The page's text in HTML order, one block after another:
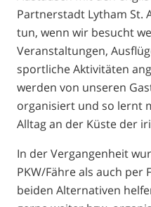
Partnerstadt Lytham St.
tun, wenn wir besucht
Veranstaltungen,
sportliche Aktivitäten
werden von unseren
organisiert und so lernt
Alltag an der Küste der
In der Vergangenheit
PKW/Fähre als auch per
beiden Alternativen